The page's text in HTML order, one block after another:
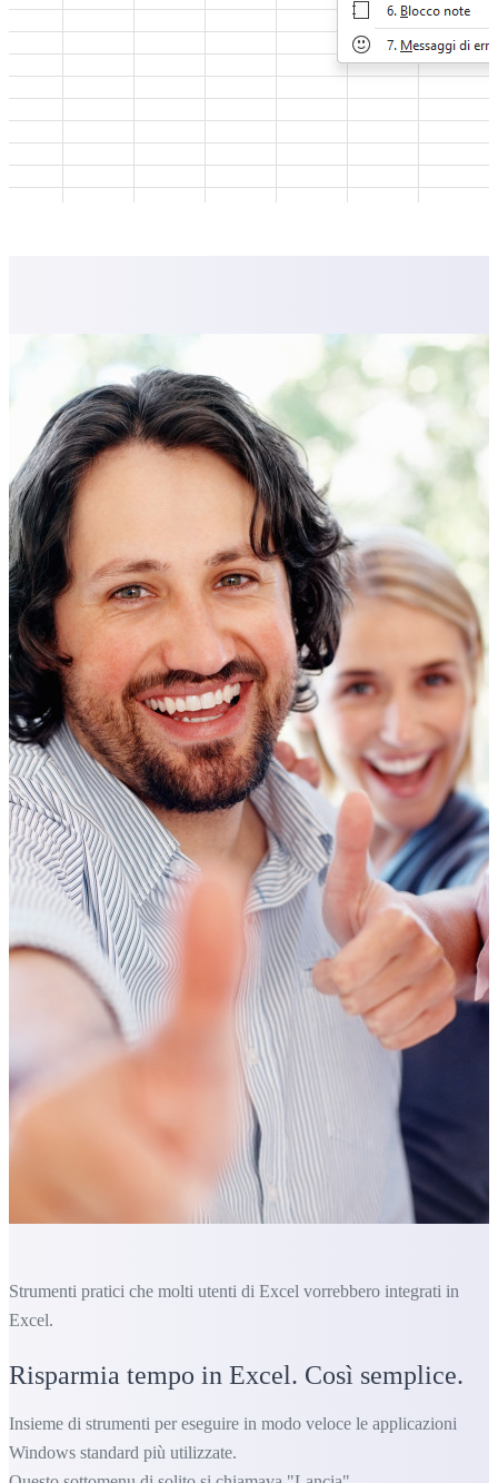
Strumenti pratici che molti utenti di Excel vorrebbero integrati in
Excel.
Risparmia tempo in Excel. Così semplice.
Insieme di strumenti per eseguire in modo veloce le applicazioni
Windows standard più utilizzate.